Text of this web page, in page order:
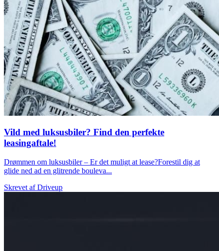
Vild med luksusbiler? Find den perfekte
leasingaftale!
Drømmen om luksusbiler – Er det muligt at lease?Forestil dig at
glide ned ad en glitrende bouleva...
Skrevet afDriveup